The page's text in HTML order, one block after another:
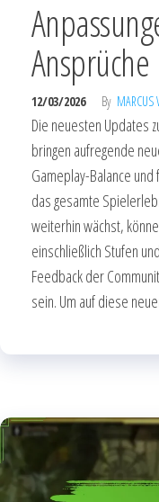
Ansprüche
12/03/2026 By MARCUS
Die neuesten Updates
bringen aufregende
Gameplay-Balance
das gesamte
weiterhin wächst,
einschließlich Stufen
Feedback der
sein. Um auf diese